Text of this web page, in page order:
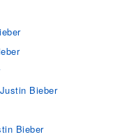
Bieber
Bieber